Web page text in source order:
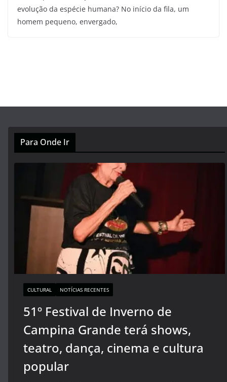
evolução da espécie humana? No início da fila, um
homem pequeno, envergado,
Para Onde Ir
CULTURAL NOTÍCIAS RECENTES
51º Festival de Inverno de
Campina Grande terá shows,
teatro, dança, cinema e cultura
popular